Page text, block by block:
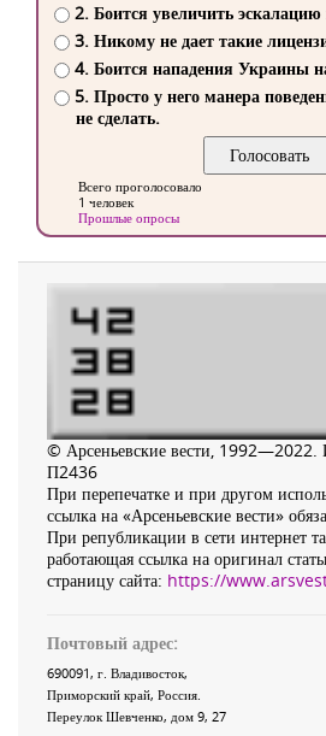
2. Боится увеличить
3. Никому не дает такие
4. Боится нападения Украины
5. Просто у него манера
не сделать.
Всего проголосовало
1 человек
Прошлые опросы
© Арсеньевские вести, 1992—2022.
П2436
При перепечатке и при другом
ссылка на «Арсеньевские вести»
При републикации в сети интернет
работающая ссылка на оригинал
страницу сайта: https://
Почтовый адрес:
690091, г. Владивосток,
Приморский край, Россия.
Переулок Шевченко, дом 9, 27